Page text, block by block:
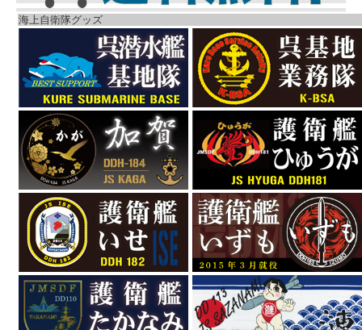
海上自衛隊グッズ